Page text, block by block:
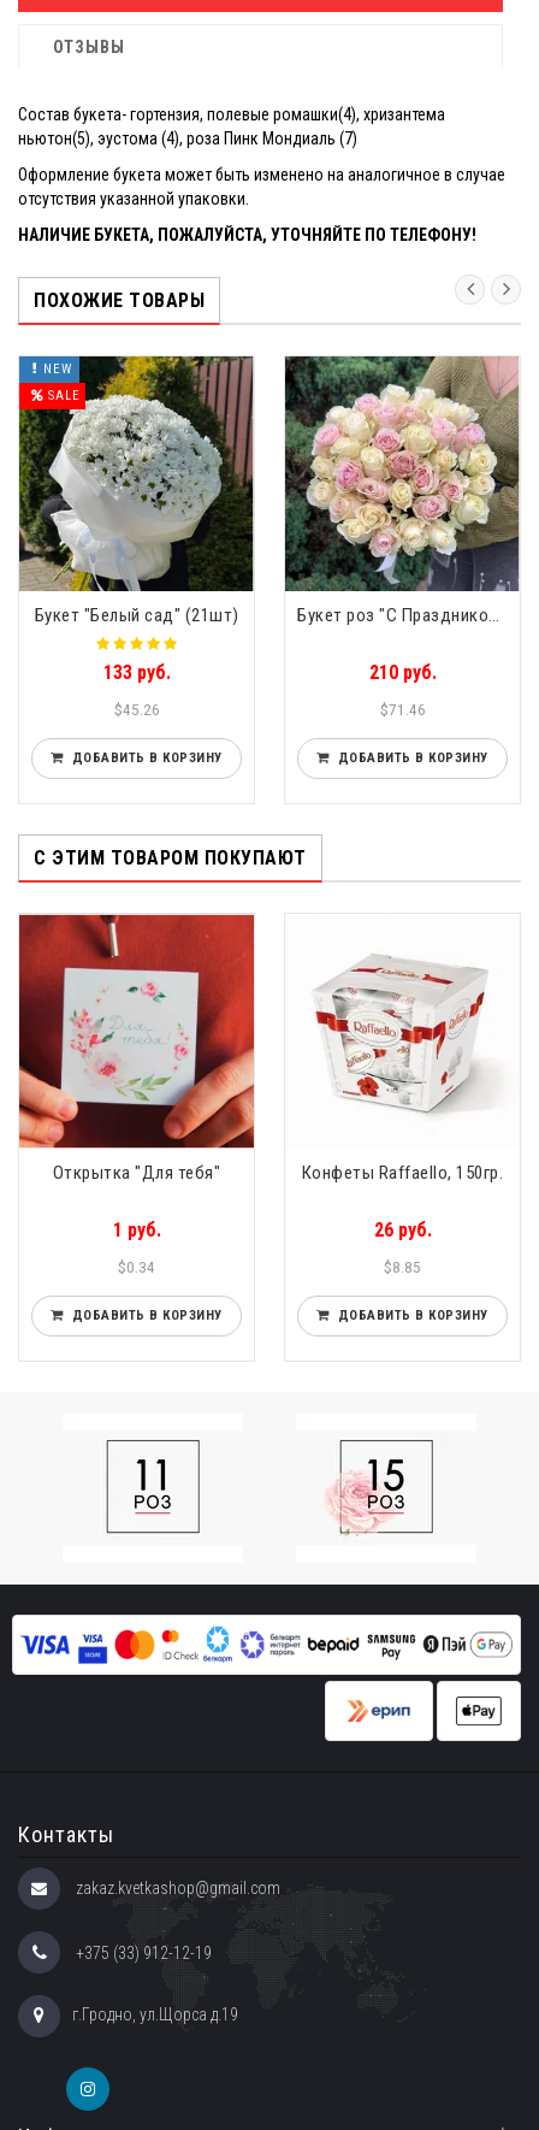
ОТЗЫВЫ
Состав букета- гортензия, полевые ромашки(4), хризантема
ньютон(5), эустома (4), роза Пинк Мондиаль (7)
Оформление букета может быть изменено на аналогичное в случае
отсутствия указанной упаковки.
НАЛИЧИЕ БУКЕТА, ПОЖАЛУЙСТА, УТОЧНЯЙТЕ ПО ТЕЛЕФОНУ!
ПОХОЖИЕ ТОВАРЫ
SALE
NEW
Букет "Белый сад" (21шт)
133 руб.
$45.26
ДОБАВИТЬ В КОРЗИНУ
Букет роз "С Праздником!" 35 роз
210 руб.
$71.46
ДОБАВИТЬ В КОРЗИНУ
С ЭТИМ ТОВАРОМ ПОКУПАЮТ
Открытка "Для тебя"
1 руб.
$0.34
ДОБАВИТЬ В КОРЗИНУ
Конфеты Raffaello, 150гр.
26 руб.
$8.85
ДОБАВИТЬ В КОРЗИНУ
Контакты
zakaz.kvetkashop@gmail.com
+375 (33) 912-12-19
г.Гродно, ул.Щорса д.19